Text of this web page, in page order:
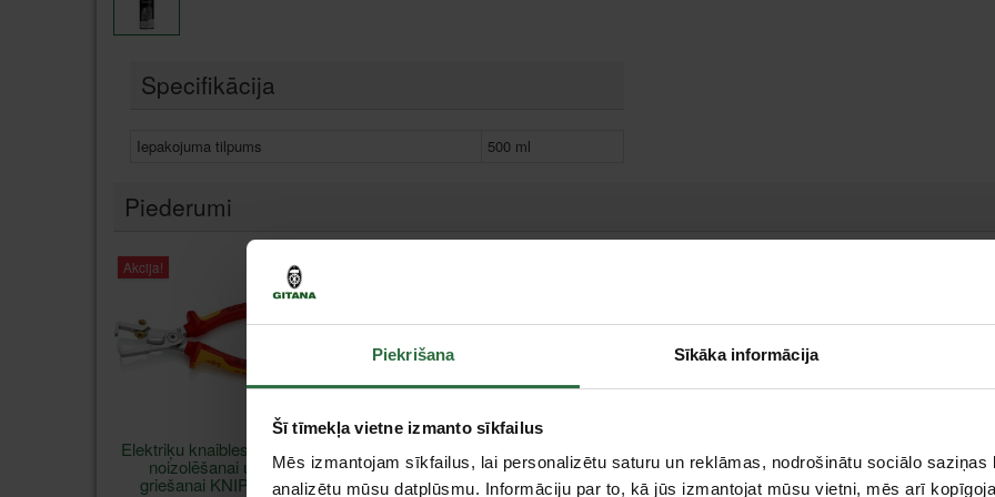
Piekrišana Sīkāka informācija
Šī tīmekļa vietne izmanto sīkfailus
Mēs izmantojam sīkfailus, lai personalizētu saturu un reklāmas, nodrošinātu sociālo
analizētu mūsu datplūsmu. Informāciju par to, kā jūs izmantojat mūsu vietni, mēs arī
Specifikācija
Iepakojuma tilpums 500 ml
Piederumi
Akcija!
Elektriķu knaibles vadu
noizolēšanai un
griešanai KNIPEX
šaurām lūpām KNIPEX
0826145
elektriķiem Kraftform
Kompakt VDE 60 i/65
knaibles KNIPEX 1396